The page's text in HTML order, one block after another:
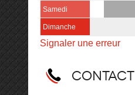
Samedi
Dimanche
Signaler une erreur
Contact